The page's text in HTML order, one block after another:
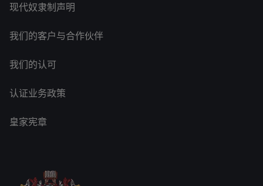
现代奴隶制声明
我们的客户与合作伙伴
我们的认可
认证业务政策
皇家宪章